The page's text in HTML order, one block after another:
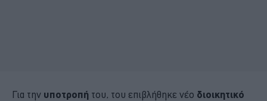
Για την υποτροπή του, του επιβλήθηκε νέο διοικητικό